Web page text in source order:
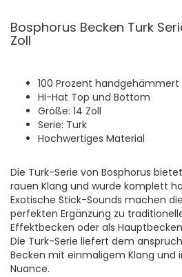
Bosphorus Becken Turk
Zoll
100 Prozent handgehämmert
Hi-Hat Top und Bottom
Größe: 14 Zoll
Serie: Turk
Hochwertiges Material
Die Turk-Serie von Bosphorus
rauen Klang und wurde komplett
Exotische Stick-Sounds machen
perfekten Ergänzung zu
Effektbecken oder als
Die Turk-Serie liefert dem
Becken mit einmaligem Klang und
Nuance.